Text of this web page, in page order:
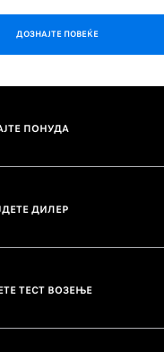
ДОЗНАЈТЕ ПОВЕЌЕ
ПОНУДА
ДИЛЕР
ТЕСТ ВОЗЕЊЕ